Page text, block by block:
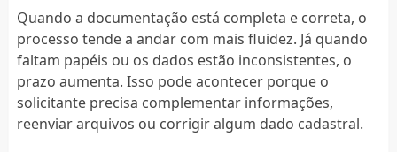
Quando a documentação está completa e correta, o
processo tende a andar com mais fluidez. Já quando
faltam papéis ou os dados estão inconsistentes, o
prazo aumenta. Isso pode acontecer porque o
solicitante precisa complementar informações,
reenviar arquivos ou corrigir algum dado cadastral.